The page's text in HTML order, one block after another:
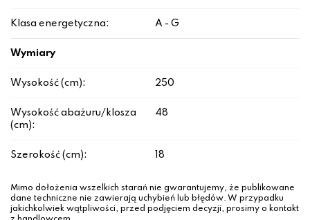
Klasa energetyczna: A - G
Wymiary
Wysokość (cm): 250
Wysokość abażuru/klosza
(cm):
48
Szerokość (cm): 18
Mimo dołożenia wszelkich starań nie gwarantujemy, że publikowane
dane techniczne nie zawierają uchybień lub błędów. W przypadku
jakichkolwiek wątpliwości, przed podjęciem decyzji, prosimy o kontakt